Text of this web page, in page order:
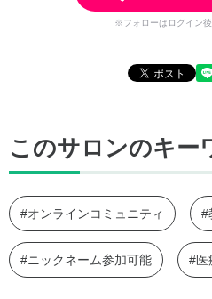
※フォローはログイン後
このサロンのキー
#オンラインコミュニティ #
#ニックネーム参加可能 #医